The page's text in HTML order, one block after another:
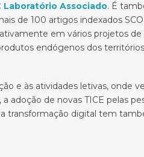
Laboratório Associado. É
de 100 artigos indexados
em vários projetos
endógenos dos
e às atividades letivas, onde
de novas TICE pelas
transformação digital tem